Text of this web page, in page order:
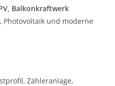
Balkonkraftwerk
und moderne
Zähleranlage,